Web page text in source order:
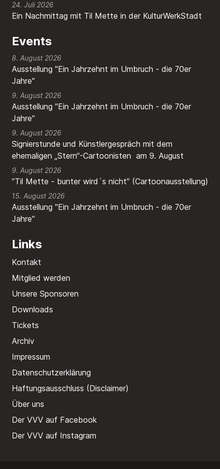
Ein Nachmittag mit Til Mette in der KulturWerkStadt
24. Juli 2026
Events
8. August 2026
Ausstellung "Ein Jahrzehnt im Umbruch - die 70er
Jahre"
9. August 2026
Ausstellung "Ein Jahrzehnt im Umbruch - die 70er
Jahre"
9. August 2026
Signierstunde und Künstlergespräch mit dem
ehemaligen „Stern“-Cartoonisten am 9. August
9. August 2026
"Til Mette - bunter wird´s nicht" (Cartoonausstellung)
15. August 2026
Ausstellung "Ein Jahrzehnt im Umbruch - die 70er
Jahre"
Links
Kontakt
Mitglied werden
Unsere Sponsoren
Downloads
Tickets
Archiv
Impressum
Datenschutzerklärung
Haftungsausschluss (Disclaimer)
Über uns
Der VVV auf Facebook
Der VVV auf Instagram